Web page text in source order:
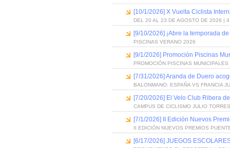
[10/1/2026] X Vuelta Ciclista
DEL 20 AL 23 DE AGOSTO DE 2026 | 4
[9/10/2026] ¡Abre la temporada
PISCINAS VERANO 2026
[9/1/2026] Promoción Piscinas
PROMOCIÓN PISCINAS
[7/31/2026] Aranda de Duero
BALONMANO: ESPAÑA VS FRANCIA
[7/20/2026] El Velo Club Ribera
CAMPUS DE CICLISMO JULIO
[7/1/2026] II Edición Nuevos
II EDICIÓN NUEVOS PREMIOS
[6/17/2026] JUEGOS